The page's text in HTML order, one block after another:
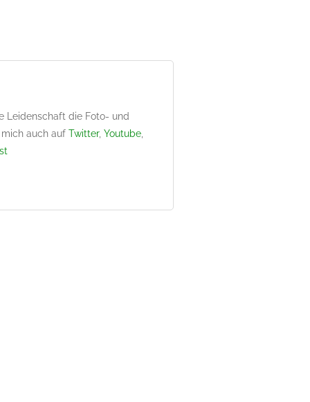
Leidenschaft die Foto- und
auch auf Twitter, Youtube